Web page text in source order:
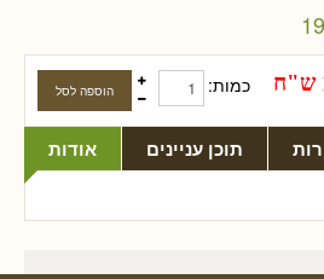
כמות:
אודות תוכן עניינים